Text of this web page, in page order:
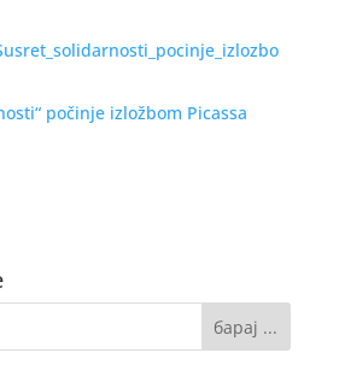
počinje izložbom Picassa